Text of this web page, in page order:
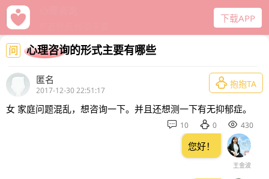
下载APP
问 心理咨询的形式主要有哪些
匿名
2017-12-30 22:51:17
 抱抱TA
女 家庭问题混乱，想咨询一下。并且还想测一下有无抑郁症。
 10  0  430
王金波
您好！